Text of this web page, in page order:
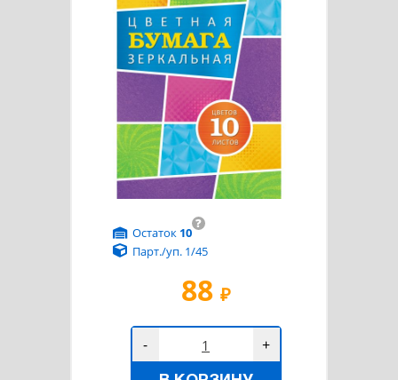
88 ₽
?
Остаток 10
Парт./уп. 1/45
- +